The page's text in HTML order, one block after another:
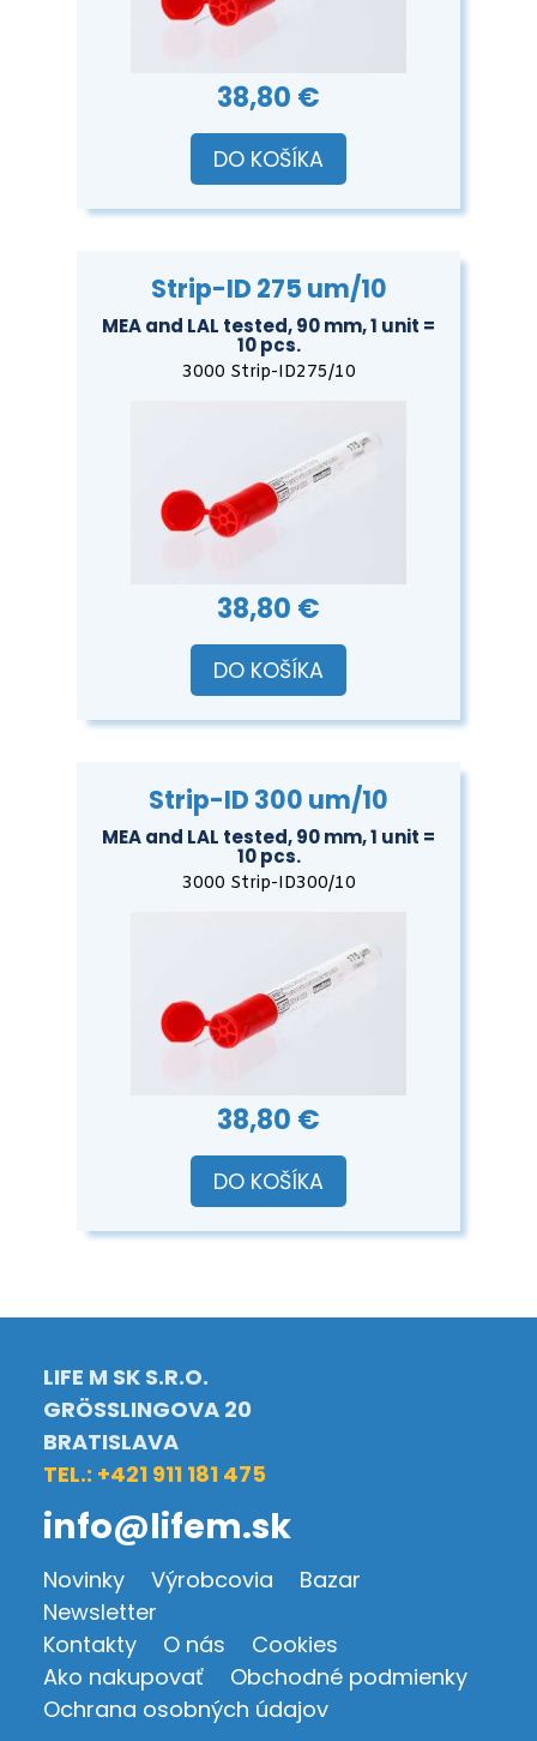
38,80 €
DO KOŠÍKA
Strip-ID 275 um/10
MEA and LAL tested, 90 mm, 1 unit =
10 pcs.
3000 Strip-ID275/10
38,80 €
DO KOŠÍKA
Strip-ID 300 um/10
MEA and LAL tested, 90 mm, 1 unit =
10 pcs.
3000 Strip-ID300/10
38,80 €
DO KOŠÍKA
LIFE M SK S.R.O.
GRÖSSLINGOVA 20
BRATISLAVA
TEL.: +421 911 181 475
info@lifem.sk
Novinky Výrobcovia
Bazar
Newsletter
Kontakty
O nás
Cookies
Ako nakupovať
Obchodné podmienky
Ochrana osobných údajov